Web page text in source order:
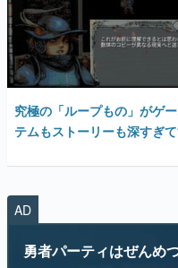
究極の「ループもの」が
テムもストーリーも深すぎて
AD